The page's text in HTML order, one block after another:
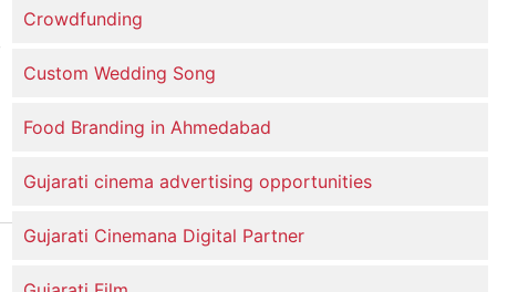
Crowdfunding
Custom Wedding Song
Food Branding in Ahmedabad
Gujarati cinema advertising opportunities
Gujarati Cinemana Digital Partner